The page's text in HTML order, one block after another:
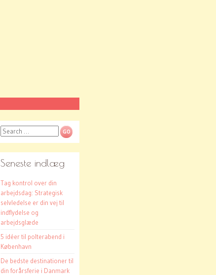
Search
Seneste indlæg
Tag kontrol over din
arbejdsdag: Strategisk
selvledelse er din vej til
indflydelse og
arbejdsglæde
5 idéer til polterabend i
København
De bedste destinationer til
din forårsferie i Danmark